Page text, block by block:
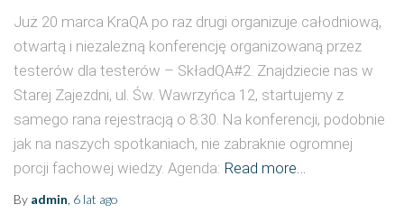
Już 20 marca KraQA po raz drugi organizuje całodniową,
otwartą i niezależną konferencję organizowaną przez
testerów dla testerów – SkładQA#2. Znajdziecie nas w
Starej Zajezdni, ul. Św. Wawrzyńca 12, startujemy z
samego rana rejestracją o 8:30. Na konferencji, podobnie
jak na naszych spotkaniach, nie zabraknie ogromnej
porcji fachowej wiedzy. Agenda: Read more…
By admin 6 lat ago